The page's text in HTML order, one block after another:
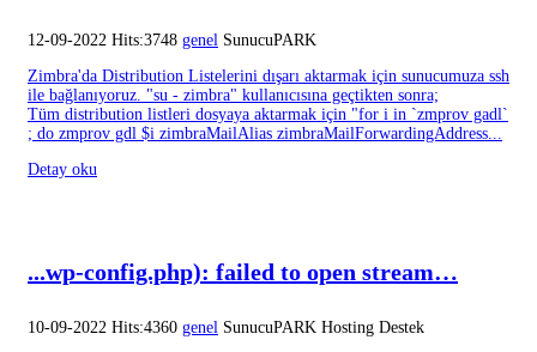
12-09-2022 Hits:3748 genel SunucuPARK
Zimbra'da Distribution Listelerini dışarı aktarmak için sunucumuza ssh
ile bağlanıyoruz. "su - zimbra" kullanıcısına geçtikten sonra;
Tüm distribution listleri dosyaya aktarmak için "for i in `zmprov gadl`
; do zmprov gdl $i zimbraMailAlias zimbraMailForwardingAddress...
Detay oku
...wp-config.php): failed to open stream…
10-09-2022 Hits:4360 genel SunucuPARK Hosting Destek